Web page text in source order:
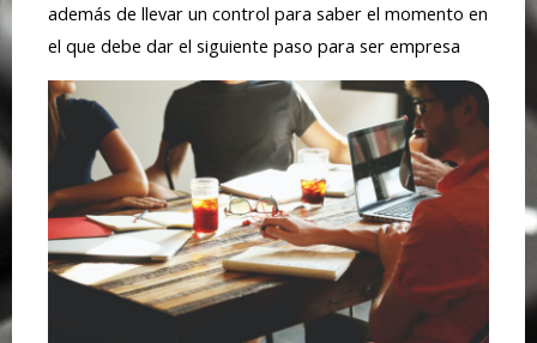
además de llevar un control para saber el momento en
el que debe dar el siguiente paso para ser empresa